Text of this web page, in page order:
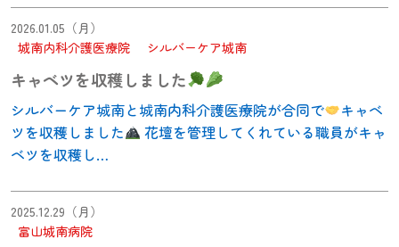
2026.01.05（月）
城南内科介護医療院
シルバーケア城南
キャベツを収穫しました
シルバーケア城南と城南内科介護医療院が合同で
キャベ
ツを収穫しました
花壇を管理してくれている職員がキャ
ベツを収穫し…
2025.12.29（月）
富山城南病院